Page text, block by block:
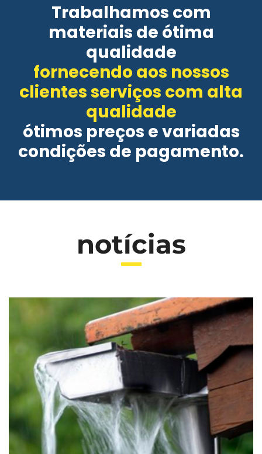
Trabalhamos com
materiais de ótima
qualidade
fornecendo aos nossos
clientes serviços com alta
qualidade
ótimos preços e variadas
condições de pagamento.
notícias